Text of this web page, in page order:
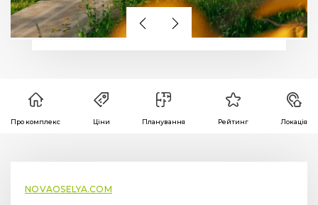
Про комплекс Ціни Планування Рейтинг Локація
NOVAOSELYA.COM